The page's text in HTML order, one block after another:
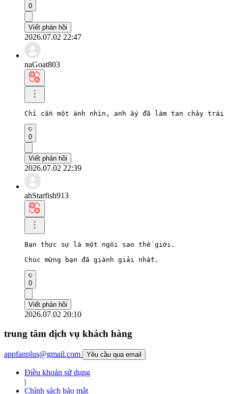
0
Viết phản hồi
2026.07.02 22:47
naGoat803
Chỉ cần một ánh nhìn, anh ấy đã làm tan chảy
0
Viết phản hồi
2026.07.02 22:39
ahStarfish913
Bạn thực sự là một ngôi sao thế giới.
Chúc mừng bạn đã giành giải nhất.
0
Viết phản hồi
2026.07.02 20:10
trung tâm dịch vụ khách hàng
appfanplus@gmail.com Yêu cầu qua email
Điều khoản sử dụng
|
Chính sách bảo mật